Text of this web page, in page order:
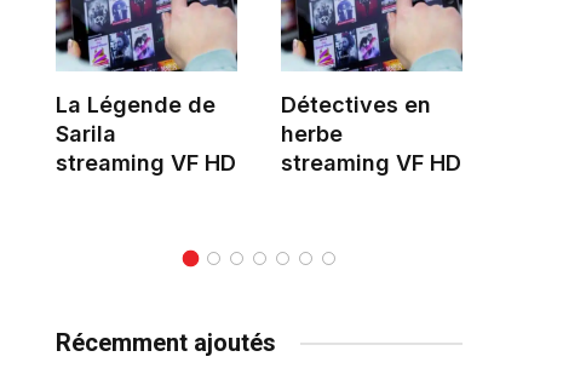
La Légende de
Sarila
streaming VF HD
Détectives en
herbe
streaming VF HD
Récemment ajoutés